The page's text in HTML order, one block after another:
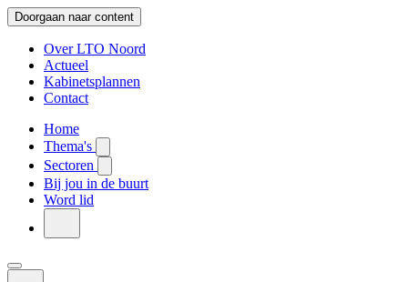
Doorgaan naar content
Over LTO Noord
Actueel
Kabinetsplannen
Contact
Home
Thema's
Sectoren
Bij jou in de buurt
Word lid